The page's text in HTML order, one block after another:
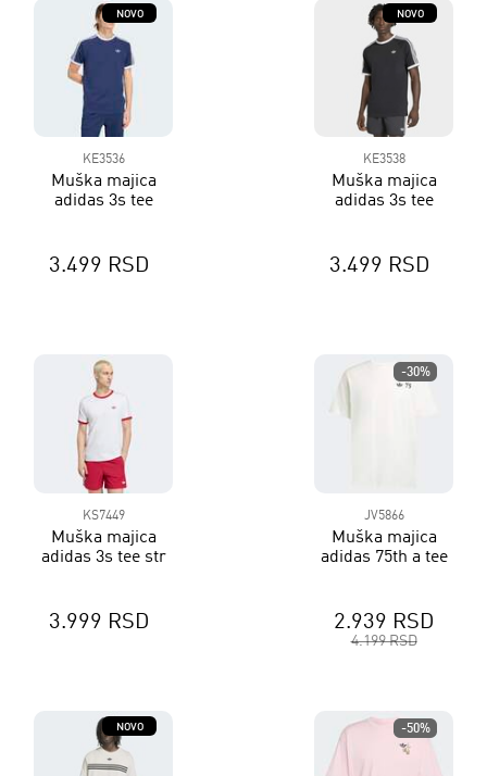
KE3536
Muška majica
adidas 3s tee
3.499 RSD
NOVO
KE3538
Muška majica
adidas 3s tee
3.499 RSD
NOVO
KS7449
Muška majica
adidas 3s tee str
3.999 RSD
JV5866
Muška majica
adidas 75th a tee
2.939 RSD
4.199 RSD
-30%
NOVO -50%